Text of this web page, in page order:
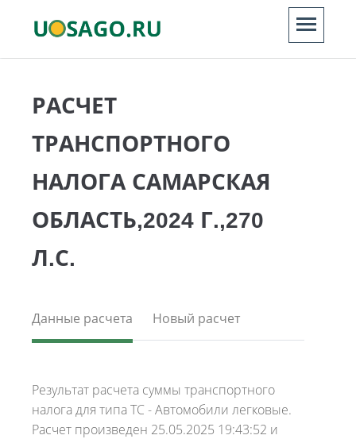
РАСЧЕТ
ТРАНСПОРТНОГО
НАЛОГА САМАРСКАЯ
ОБЛАСТЬ,2024 Г.,270
Л.С.
Данные расчета Новый расчет
Результат расчета суммы транспортного
налога для типа ТС - Автомобили легковые.
Расчет произведен 25.05.2025 19:43:52 и